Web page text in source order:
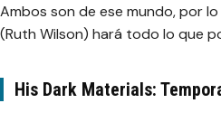
Ambos son de ese mundo, por
(Ruth Wilson) hará todo lo que
His Dark Materials: